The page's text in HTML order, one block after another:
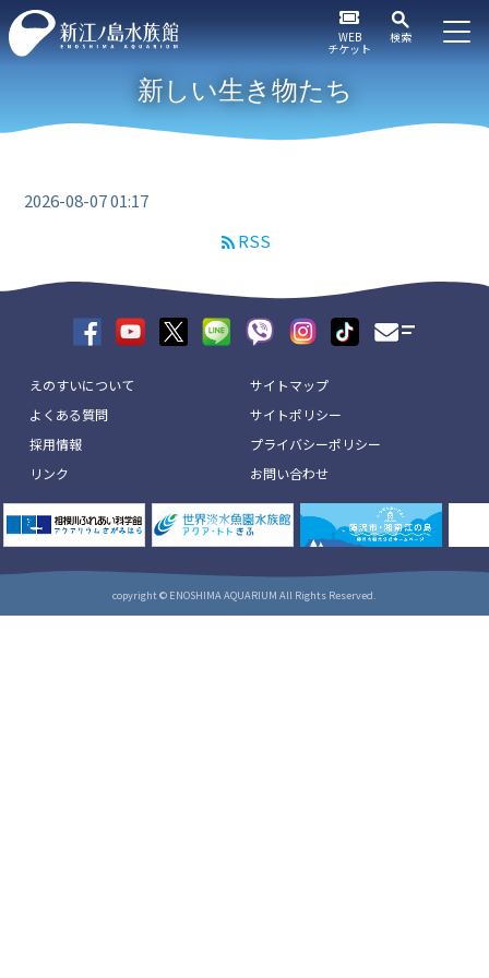
WEB
チケット
検索
新しい生き物たち
2026-08-07 01:17
RSS
えのすいについて
よくある質問
採用情報
リンク
サイトマップ
サイトポリシー
プライバシーポリシー
お問い合わせ
copyright © ENOSHIMA AQUARIUM All Rights Reserved.